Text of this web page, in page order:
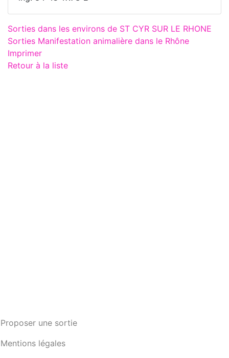
Sorties dans les environs de ST CYR SUR LE RHONE
Sorties Manifestation animalière dans le Rhône
Imprimer
Retour à la liste
Proposer une sortie
Mentions légales